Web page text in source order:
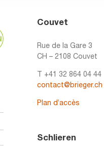
Couvet
Rue de la Gare 3
CH – 2108 Couvet
T +41 32 864 04 44
contact@brieger.ch
Plan d’accès
Schlieren